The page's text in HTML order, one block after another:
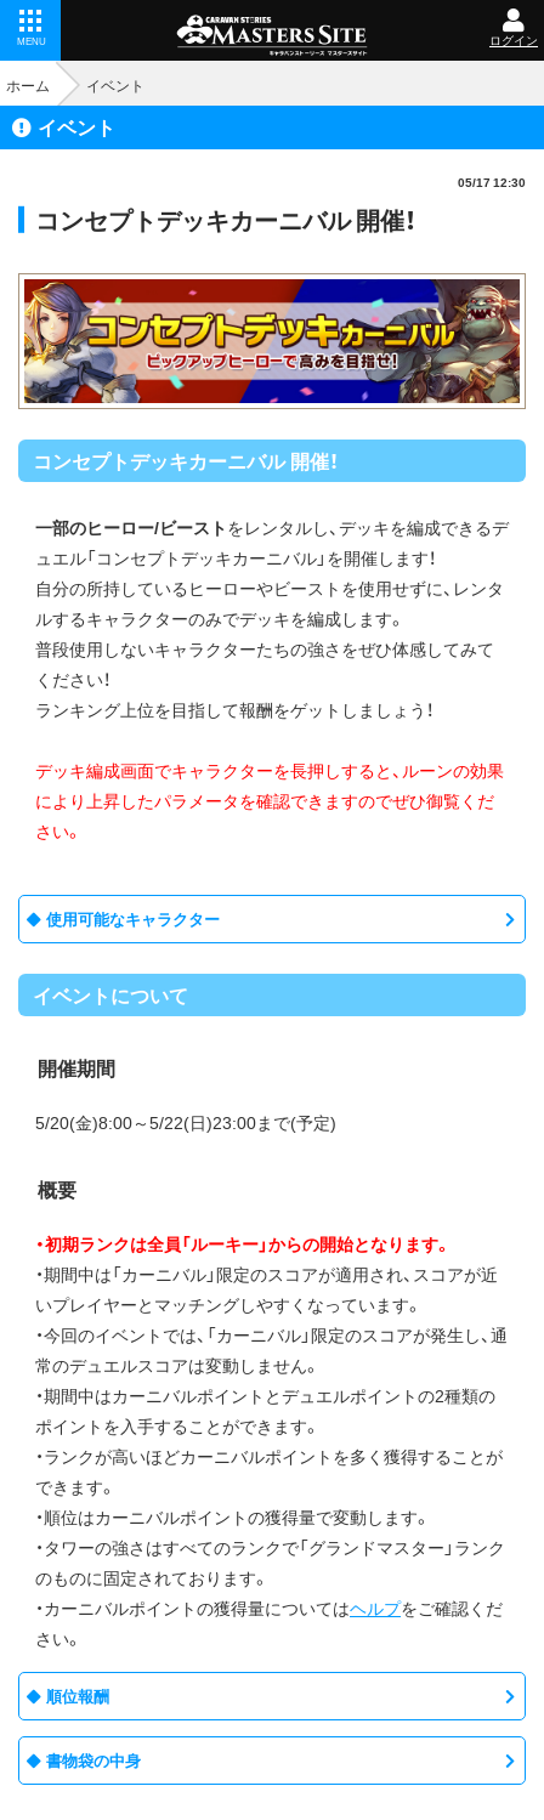
MENU ログイン
ホーム イベント
イベント
05/17 12:30
コンセプトデッキカーニバル 開催！
コンセプトデッキカーニバル 開催！
一部のヒーロー/ビーストをレンタルし、デッキを編成できるデ
ュエル「コンセプトデッキカーニバル」を開催します！
自分の所持しているヒーローやビーストを使用せずに、レンタ
ルするキャラクターのみでデッキを編成します。
普段使用しないキャラクターたちの強さをぜひ体感してみて
ください！
ランキング上位を目指して報酬をゲットしましょう！
デッキ編成画面でキャラクターを長押しすると、ルーンの効果
により上昇したパラメータを確認できますのでぜひ御覧くだ
さい。
使用可能なキャラクター
イベントについて
開催期間
5/20(金)8:00～5/22(日)23:00まで(予定)
概要
・初期ランクは全員「ルーキー」からの開始となります。
・期間中は「カーニバル」限定のスコアが適用され、スコアが近
いプレイヤーとマッチングしやすくなっています。
・今回のイベントでは、「カーニバル」限定のスコアが発生し、通
常のデュエルスコアは変動しません。
・期間中はカーニバルポイントとデュエルポイントの2種類の
ポイントを入手することができます。
・ランクが高いほどカーニバルポイントを多く獲得することが
できます。
・順位はカーニバルポイントの獲得量で変動します。
・タワーの強さはすべてのランクで「グランドマスター」ランク
のものに固定されております。
・カーニバルポイントの獲得量についてはヘルプをご確認くだ
さい。
順位報酬
書物袋の中身